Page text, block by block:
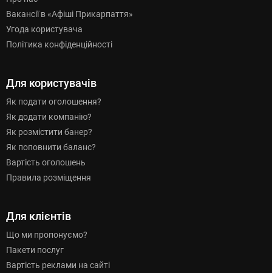
Вакансії в «Афіші Прикарпаття»
Угода користувача
Політика конфіденційності
Для користувачів
Як подати оголошення?
Як додати компанію?
Як розмістити банер?
Як поповнити баланс?
Вартість оголошень
Правила розміщення
Для клієнтів
Що ми пропонуємо?
Пакети послуг
Вартість реклами на сайті